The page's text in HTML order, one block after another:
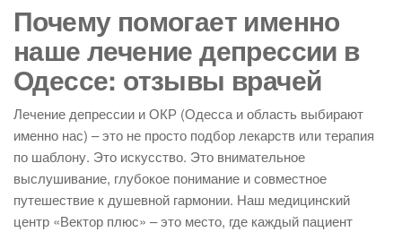
Почему помогает именно
наше лечение депрессии в
Одессе: отзывы врачей
Лечение депрессии и ОКР (Одесса и область выбирают
именно нас) – это не просто подбор лекарств или терапия
по шаблону. Это искусство. Это внимательное
выслушивание, глубокое понимание и совместное
путешествие к душевной гармонии. Наш медицинский
центр «Вектор плюс» – это место, где каждый пациент